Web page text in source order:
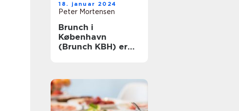
18. januar 2024
Peter Mortensen
Brunch i
København
(Brunch KBH) er
mennesker i
hovedstaden